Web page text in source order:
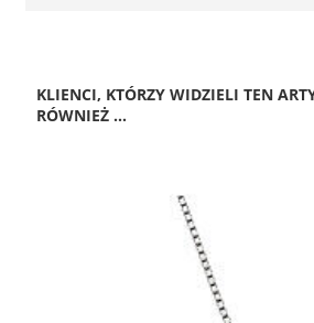
KLIENCI, KTÓRZY WIDZIELI TEN
RÓWNIEŻ ...